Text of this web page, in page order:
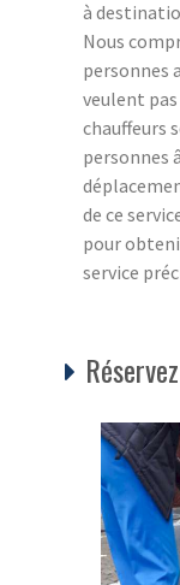
à
Nous
personnes
veulent
chauffeurs
personnes
de ce
pour
service